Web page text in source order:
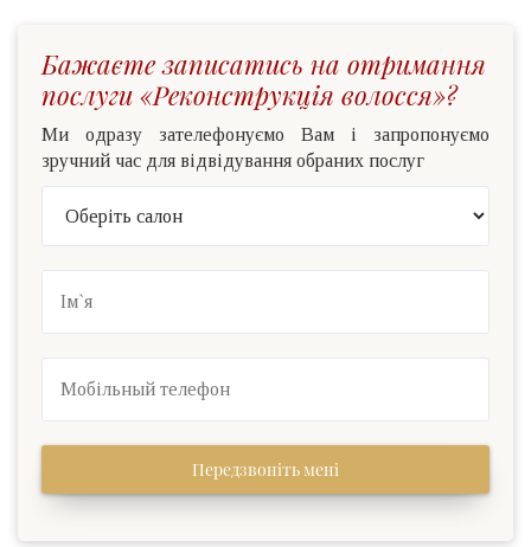
Бажаєте записатись на отримання
послуги «Реконструкція волосся»?
Ми одразу зателефонуємо Вам і запропонуємо
зручний час для відвідування обраних послуг
Передзвоніть мені